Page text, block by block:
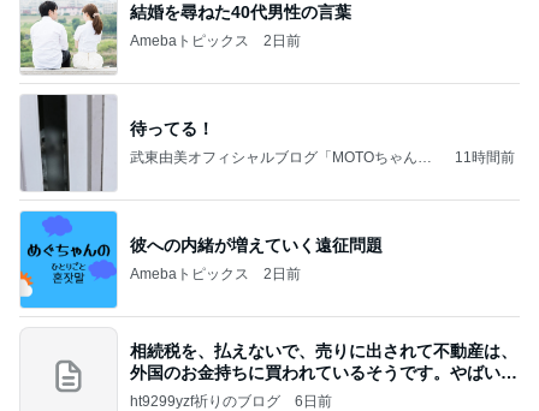
結婚を尋ねた40代男性の言葉
Amebaトピックス 2日前
待ってる！
武東由美オフィシャルブログ「MOTOちゃんと
11時間前
彼への内緒が増えていく遠征問題
Amebaトピックス 2日前
相続税を、払えないで、売りに出されて不動産は、
外国のお金持ちに買われているそうです。やばいで
すよ
ht9299yzf祈りのブログ 6日前